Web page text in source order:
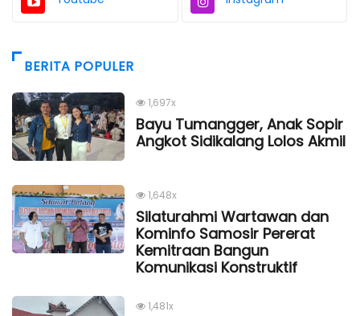
BERITA POPULER
1,697x
Bayu Tumangger, Anak Sopir
Angkot Sidikalang Lolos Akmil
1,648x
Silaturahmi Wartawan dan
Kominfo Samosir Pererat
Kemitraan Bangun
Komunikasi Konstruktif
1,481x